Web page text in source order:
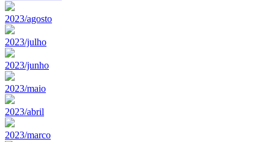
2023/agosto
2023/julho
2023/junho
2023/maio
2023/abril
2023/marco